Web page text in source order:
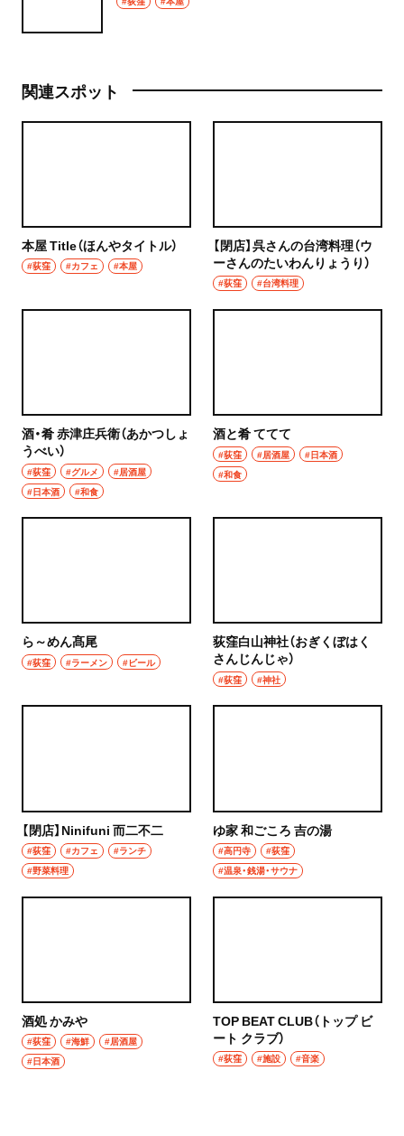
関連スポット
本屋 Title（ほんやタイトル）
#荻窪 #カフェ #本屋
【閉店】呉さんの台湾料理（ウ
ーさんのたいわんりょうり）
#荻窪 #台湾料理
酒・肴 赤津庄兵衛（あかつしょ
うべい）
#荻窪 #グルメ
#居酒屋
#日本酒
#和食
酒と肴 ててて
#荻窪 #居酒屋
#日本酒
#和食
ら～めん髙尾
#荻窪 #ラーメン #ビール
荻窪白山神社（おぎくぼはく
さんじんじゃ）
#荻窪 #神社
【閉店】Ninifuni 而二不二
#荻窪 #カフェ
#ランチ
#野菜料理
ゆ家 和ごころ 吉の湯
#高円寺
#荻窪
#温泉・銭湯・サウナ
酒処 かみや
#荻窪 #海鮮
#居酒屋
#日本酒
TOP BEAT CLUB（トップ ビ
ート クラブ）
#荻窪 #施設 #音楽